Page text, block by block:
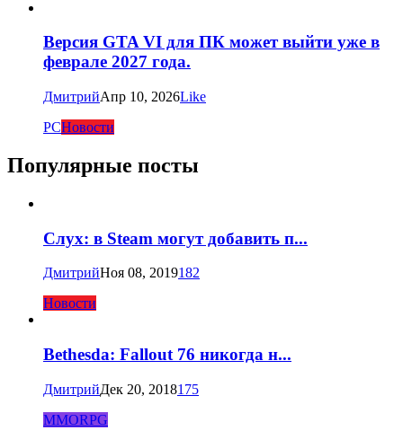
Версия GTA VI для ПК может выйти уже в
феврале 2027 года.
ДмитрийАпр 10, 2026Like
PCНовости
Популярные посты
Слух: в Steam могут добавить п...
ДмитрийНоя 08, 2019182
Новости
Bethesda: Fallout 76 никогда н...
ДмитрийДек 20, 2018175
MMORPG